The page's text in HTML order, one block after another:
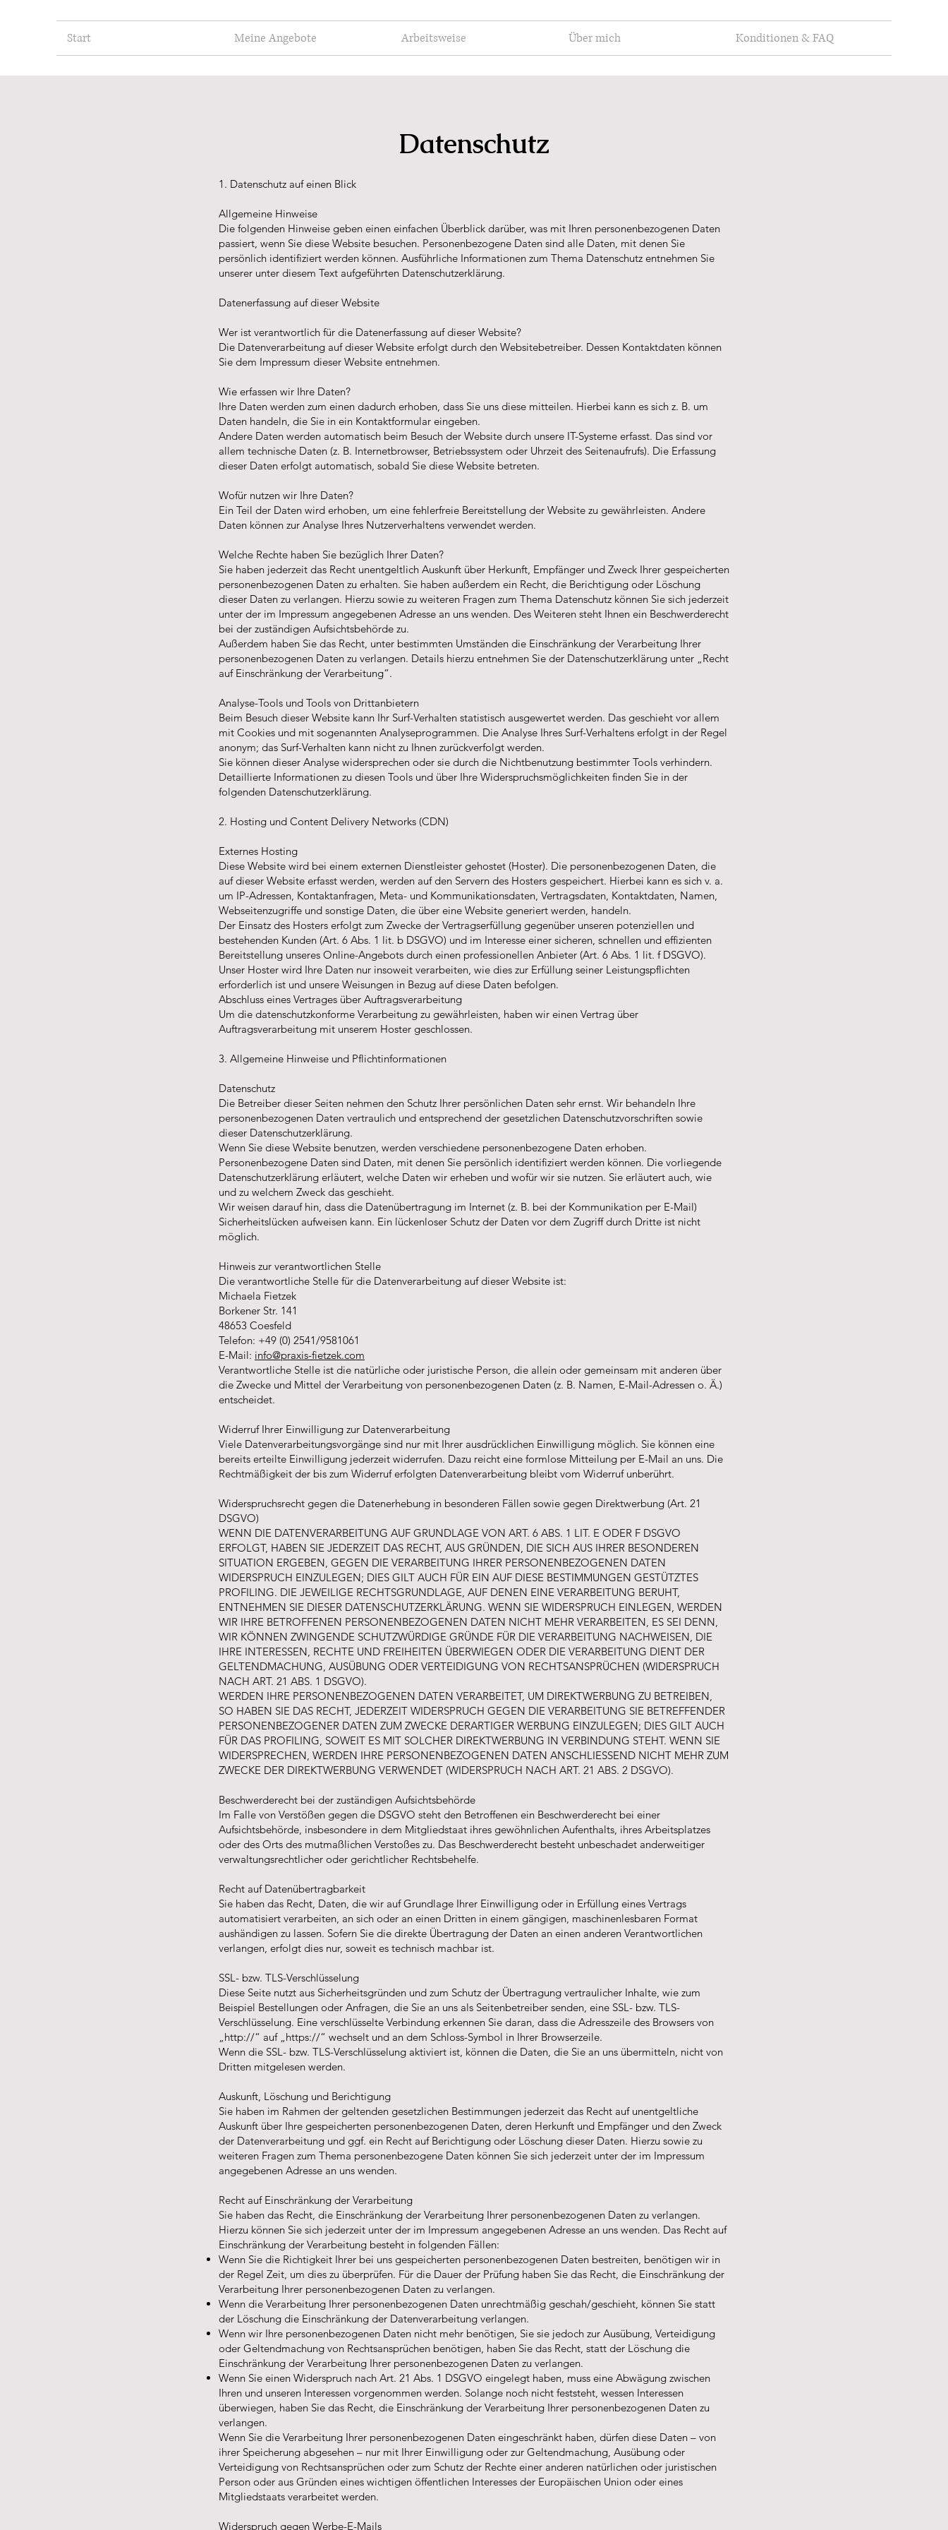
Start Meine Angebote Arbeitsweise Über mich Konditionen & FAQ
Datenschutz
1. Datenschutz auf einen Blick
Allgemeine Hinweise
Die folgenden Hinweise geben einen einfachen Überblick darüber, was mit Ihren personenbezogenen Daten
passiert, wenn Sie diese Website besuchen. Personenbezogene Daten sind alle Daten, mit denen Sie
persönlich identifiziert werden können. Ausführliche Informationen zum Thema Datenschutz entnehmen Sie
unserer unter diesem Text aufgeführten Datenschutzerklärung.
Datenerfassung auf dieser Website
Wer ist verantwortlich für die Datenerfassung auf dieser Website?
Die Datenverarbeitung auf dieser Website erfolgt durch den Websitebetreiber. Dessen Kontaktdaten können
Sie dem Impressum dieser Website entnehmen.
Wie erfassen wir Ihre Daten?
Ihre Daten werden zum einen dadurch erhoben, dass Sie uns diese mitteilen. Hierbei kann es sich z. B. um
Daten handeln, die Sie in ein Kontaktformular eingeben.
Andere Daten werden automatisch beim Besuch der Website durch unsere IT-Systeme erfasst. Das sind vor
allem technische Daten (z. B. Internetbrowser, Betriebssystem oder Uhrzeit des Seitenaufrufs). Die Erfassung
dieser Daten erfolgt automatisch, sobald Sie diese Website betreten.
Wofür nutzen wir Ihre Daten?
Ein Teil der Daten wird erhoben, um eine fehlerfreie Bereitstellung der Website zu gewährleisten. Andere
Daten können zur Analyse Ihres Nutzerverhaltens verwendet werden.
Welche Rechte haben Sie bezüglich Ihrer Daten?
Sie haben jederzeit das Recht unentgeltlich Auskunft über Herkunft, Empfänger und Zweck Ihrer gespeicherten
personenbezogenen Daten zu erhalten. Sie haben außerdem ein Recht, die Berichtigung oder Löschung
dieser Daten zu verlangen. Hierzu sowie zu weiteren Fragen zum Thema Datenschutz können Sie sich jederzeit
unter der im Impressum angegebenen Adresse an uns wenden. Des Weiteren steht Ihnen ein Beschwerderecht
bei der zuständigen Aufsichtsbehörde zu.
Außerdem haben Sie das Recht, unter bestimmten Umständen die Einschränkung der Verarbeitung Ihrer
personenbezogenen Daten zu verlangen. Details hierzu entnehmen Sie der Datenschutzerklärung unter „Recht
auf Einschränkung der Verarbeitung“.
Analyse-Tools und Tools von Drittanbietern
Beim Besuch dieser Website kann Ihr Surf-Verhalten statistisch ausgewertet werden. Das geschieht vor allem
mit Cookies und mit sogenannten Analyseprogrammen. Die Analyse Ihres Surf-Verhaltens erfolgt in der Regel
anonym; das Surf-Verhalten kann nicht zu Ihnen zurückverfolgt werden.
Sie können dieser Analyse widersprechen oder sie durch die Nichtbenutzung bestimmter Tools verhindern.
Detaillierte Informationen zu diesen Tools und über Ihre Widerspruchsmöglichkeiten finden Sie in der
folgenden Datenschutzerklärung.
2. Hosting und Content Delivery Networks (CDN)
Externes Hosting
Diese Website wird bei einem externen Dienstleister gehostet (Hoster). Die personenbezogenen Daten, die
auf dieser Website erfasst werden, werden auf den Servern des Hosters gespeichert. Hierbei kann es sich v. a.
um IP-Adressen, Kontaktanfragen, Meta- und Kommunikationsdaten, Vertragsdaten, Kontaktdaten, Namen,
Webseitenzugriffe und sonstige Daten, die über eine Website generiert werden, handeln.
Der Einsatz des Hosters erfolgt zum Zwecke der Vertragserfüllung gegenüber unseren potenziellen und
bestehenden Kunden (Art. 6 Abs. 1 lit. b DSGVO) und im Interesse einer sicheren, schnellen und effizienten
Bereitstellung unseres Online-Angebots durch einen professionellen Anbieter (Art. 6 Abs. 1 lit. f DSGVO).
Unser Hoster wird Ihre Daten nur insoweit verarbeiten, wie dies zur Erfüllung seiner Leistungspflichten
erforderlich ist und unsere Weisungen in Bezug auf diese Daten befolgen.
Abschluss eines Vertrages über Auftragsverarbeitung
Um die datenschutzkonforme Verarbeitung zu gewährleisten, haben wir einen Vertrag über
Auftragsverarbeitung mit unserem Hoster geschlossen.
3. Allgemeine Hinweise und Pflichtinformationen
Datenschutz
Die Betreiber dieser Seiten nehmen den Schutz Ihrer persönlichen Daten sehr ernst. Wir behandeln Ihre
personenbezogenen Daten vertraulich und entsprechend der gesetzlichen Datenschutzvorschriften sowie
dieser Datenschutzerklärung.
Wenn Sie diese Website benutzen, werden verschiedene personenbezogene Daten erhoben.
Personenbezogene Daten sind Daten, mit denen Sie persönlich identifiziert werden können. Die vorliegende
Datenschutzerklärung erläutert, welche Daten wir erheben und wofür wir sie nutzen. Sie erläutert auch, wie
und zu welchem Zweck das geschieht.
Wir weisen darauf hin, dass die Datenübertragung im Internet (z. B. bei der Kommunikation per E-Mail)
Sicherheitslücken aufweisen kann. Ein lückenloser Schutz der Daten vor dem Zugriff durch Dritte ist nicht
möglich.
Hinweis zur verantwortlichen Stelle
Die verantwortliche Stelle für die Datenverarbeitung auf dieser Website ist:
Michaela Fietzek
Borkener Str. 141
48653 Coesfeld
Telefon: +49 (0) 2541/9581061
E-Mail: info@praxis-fietzek.com
Verantwortliche Stelle ist die natürliche oder juristische Person, die allein oder gemeinsam mit anderen über
die Zwecke und Mittel der Verarbeitung von personenbezogenen Daten (z. B. Namen, E-Mail-Adressen o. Ä.)
entscheidet.
Widerruf Ihrer Einwilligung zur Datenverarbeitung
Viele Datenverarbeitungsvorgänge sind nur mit Ihrer ausdrücklichen Einwilligung möglich. Sie können eine
bereits erteilte Einwilligung jederzeit widerrufen. Dazu reicht eine formlose Mitteilung per E-Mail an uns. Die
Rechtmäßigkeit der bis zum Widerruf erfolgten Datenverarbeitung bleibt vom Widerruf unberührt.
Widerspruchsrecht gegen die Datenerhebung in besonderen Fällen sowie gegen Direktwerbung (Art. 21
DSGVO)
WENN DIE DATENVERARBEITUNG AUF GRUNDLAGE VON ART. 6 ABS. 1 LIT. E ODER F DSGVO
ERFOLGT, HABEN SIE JEDERZEIT DAS RECHT, AUS GRÜNDEN, DIE SICH AUS IHRER BESONDEREN
SITUATION ERGEBEN, GEGEN DIE VERARBEITUNG IHRER PERSONENBEZOGENEN DATEN
WIDERSPRUCH EINZULEGEN; DIES GILT AUCH FÜR EIN AUF DIESE BESTIMMUNGEN GESTÜTZTES
PROFILING. DIE JEWEILIGE RECHTSGRUNDLAGE, AUF DENEN EINE VERARBEITUNG BERUHT,
ENTNEHMEN SIE DIESER DATENSCHUTZERKLÄRUNG. WENN SIE WIDERSPRUCH EINLEGEN, WERDEN
WIR IHRE BETROFFENEN PERSONENBEZOGENEN DATEN NICHT MEHR VERARBEITEN, ES SEI DENN,
WIR KÖNNEN ZWINGENDE SCHUTZWÜRDIGE GRÜNDE FÜR DIE VERARBEITUNG NACHWEISEN, DIE
IHRE INTERESSEN, RECHTE UND FREIHEITEN ÜBERWIEGEN ODER DIE VERARBEITUNG DIENT DER
GELTENDMACHUNG, AUSÜBUNG ODER VERTEIDIGUNG VON RECHTSANSPRÜCHEN (WIDERSPRUCH
NACH ART. 21 ABS. 1 DSGVO).
WERDEN IHRE PERSONENBEZOGENEN DATEN VERARBEITET, UM DIREKTWERBUNG ZU BETREIBEN,
SO HABEN SIE DAS RECHT, JEDERZEIT WIDERSPRUCH GEGEN DIE VERARBEITUNG SIE BETREFFENDER
PERSONENBEZOGENER DATEN ZUM ZWECKE DERARTIGER WERBUNG EINZULEGEN; DIES GILT AUCH
FÜR DAS PROFILING, SOWEIT ES MIT SOLCHER DIREKTWERBUNG IN VERBINDUNG STEHT. WENN SIE
WIDERSPRECHEN, WERDEN IHRE PERSONENBEZOGENEN DATEN ANSCHLIESSEND NICHT MEHR ZUM
ZWECKE DER DIREKTWERBUNG VERWENDET (WIDERSPRUCH NACH ART. 21 ABS. 2 DSGVO).
Beschwerderecht bei der zuständigen Aufsichtsbehörde
Im Falle von Verstößen gegen die DSGVO steht den Betroffenen ein Beschwerderecht bei einer
Aufsichtsbehörde, insbesondere in dem Mitgliedstaat ihres gewöhnlichen Aufenthalts, ihres Arbeitsplatzes
oder des Orts des mutmaßlichen Verstoßes zu. Das Beschwerderecht besteht unbeschadet anderweitiger
verwaltungsrechtlicher oder gerichtlicher Rechtsbehelfe.
Recht auf Datenübertragbarkeit
Sie haben das Recht, Daten, die wir auf Grundlage Ihrer Einwilligung oder in Erfüllung eines Vertrags
automatisiert verarbeiten, an sich oder an einen Dritten in einem gängigen, maschinenlesbaren Format
aushändigen zu lassen. Sofern Sie die direkte Übertragung der Daten an einen anderen Verantwortlichen
verlangen, erfolgt dies nur, soweit es technisch machbar ist.
SSL- bzw. TLS-Verschlüsselung
Diese Seite nutzt aus Sicherheitsgründen und zum Schutz der Übertragung vertraulicher Inhalte, wie zum
Beispiel Bestellungen oder Anfragen, die Sie an uns als Seitenbetreiber senden, eine SSL- bzw. TLS-
Verschlüsselung. Eine verschlüsselte Verbindung erkennen Sie daran, dass die Adresszeile des Browsers von
„http://“ auf „https://“ wechselt und an dem Schloss-Symbol in Ihrer Browserzeile.
Wenn die SSL- bzw. TLS-Verschlüsselung aktiviert ist, können die Daten, die Sie an uns übermitteln, nicht von
Dritten mitgelesen werden.
Auskunft, Löschung und Berichtigung
Sie haben im Rahmen der geltenden gesetzlichen Bestimmungen jederzeit das Recht auf unentgeltliche
Auskunft über Ihre gespeicherten personenbezogenen Daten, deren Herkunft und Empfänger und den Zweck
der Datenverarbeitung und ggf. ein Recht auf Berichtigung oder Löschung dieser Daten. Hierzu sowie zu
weiteren Fragen zum Thema personenbezogene Daten können Sie sich jederzeit unter der im Impressum
angegebenen Adresse an uns wenden.
Recht auf Einschränkung der Verarbeitung
Sie haben das Recht, die Einschränkung der Verarbeitung Ihrer personenbezogenen Daten zu verlangen.
Hierzu können Sie sich jederzeit unter der im Impressum angegebenen Adresse an uns wenden. Das Recht auf
Einschränkung der Verarbeitung besteht in folgenden Fällen:
Wenn Sie die Richtigkeit Ihrer bei uns gespeicherten personenbezogenen Daten bestreiten, benötigen wir in
der Regel Zeit, um dies zu überprüfen. Für die Dauer der Prüfung haben Sie das Recht, die Einschränkung der
Verarbeitung Ihrer personenbezogenen Daten zu verlangen.
Wenn die Verarbeitung Ihrer personenbezogenen Daten unrechtmäßig geschah/geschieht, können Sie statt
der Löschung die Einschränkung der Datenverarbeitung verlangen.
Wenn wir Ihre personenbezogenen Daten nicht mehr benötigen, Sie sie jedoch zur Ausübung, Verteidigung
oder Geltendmachung von Rechtsansprüchen benötigen, haben Sie das Recht, statt der Löschung die
Einschränkung der Verarbeitung Ihrer personenbezogenen Daten zu verlangen.
Wenn Sie einen Widerspruch nach Art. 21 Abs. 1 DSGVO eingelegt haben, muss eine Abwägung zwischen
Ihren und unseren Interessen vorgenommen werden. Solange noch nicht feststeht, wessen Interessen
überwiegen, haben Sie das Recht, die Einschränkung der Verarbeitung Ihrer personenbezogenen Daten zu
verlangen.
Wenn Sie die Verarbeitung Ihrer personenbezogenen Daten eingeschränkt haben, dürfen diese Daten – von
ihrer Speicherung abgesehen – nur mit Ihrer Einwilligung oder zur Geltendmachung, Ausübung oder
Verteidigung von Rechtsansprüchen oder zum Schutz der Rechte einer anderen natürlichen oder juristischen
Person oder aus Gründen eines wichtigen öffentlichen Interesses der Europäischen Union oder eines
Mitgliedstaats verarbeitet werden.
Widerspruch gegen Werbe-E-Mails